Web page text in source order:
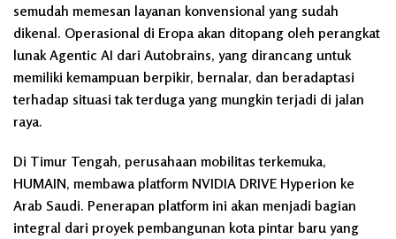
semudah memesan layanan konvensional yang sudah
dikenal. Operasional di Eropa akan ditopang oleh perangkat
lunak Agentic AI dari Autobrains, yang dirancang untuk
memiliki kemampuan berpikir, bernalar, dan beradaptasi
terhadap situasi tak terduga yang mungkin terjadi di jalan
raya.
Di Timur Tengah, perusahaan mobilitas terkemuka,
HUMAIN, membawa platform NVIDIA DRIVE Hyperion ke
Arab Saudi. Penerapan platform ini akan menjadi bagian
integral dari proyek pembangunan kota pintar baru yang